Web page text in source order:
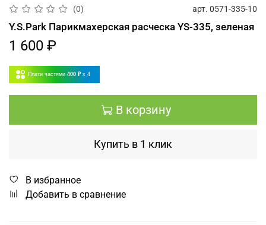
(0) арт. 0571-335-10
Y.S.Park Парикмахерская расческа YS-335, зеленая
1 600 ₽
Плати частями 400 ₽ x 4
В корзину
Купить в 1 клик
В избранное
Добавить в сравнение